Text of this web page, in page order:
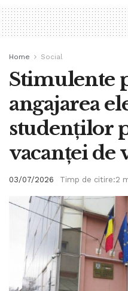
Home Social
Stimulente
angajarea
studenţilor
vacanței de
03/07/2026 Timp de citire:2